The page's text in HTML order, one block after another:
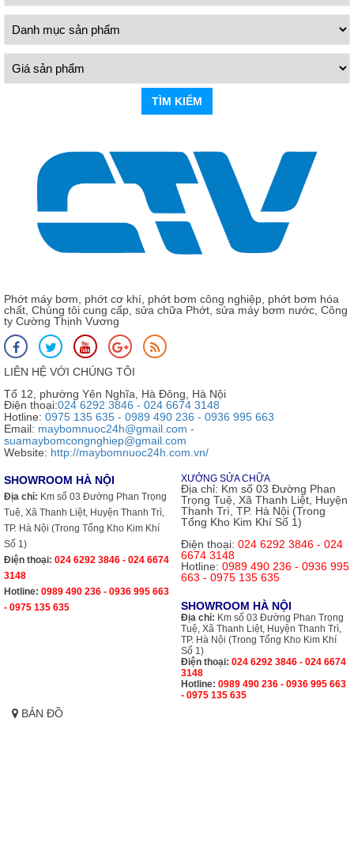
TÌM KIẾM
Phớt máy bơm, phớt cơ khí, phớt bơm công nghiệp, phớt bơm hóa
chất, Chúng tôi cung cấp, sửa chữa Phớt, sửa máy bơm nước, Công
ty Cường Thịnh Vương
LIÊN HỆ VỚI CHÚNG TÔI
Tổ 12, phường Yên Nghĩa, Hà Đông, Hà Nội
Điện thoại:024 6292 3846 - 024 6674 3148
Hotline: 0975 135 635 - 0989 490 236 - 0936 995 663
Email: maybomnuoc24h@gmail.com -
suamaybomcongnghiep@gmail.com
Website: http://maybomnuoc24h.com.vn/
SHOWROOM HÀ NỘI
Địa chỉ: Km số 03 Đường Phan Trọng
Tuệ, Xã Thanh Liệt, Huyện Thanh Trì,
TP. Hà Nội (Trong Tổng Kho Kim Khí
Số 1)
Điện thoại: 024 6292 3846 - 024 6674
3148
Hotline: 0989 490 236 - 0936 995 663
- 0975 135 635
XƯỞNG SỬA CHỮA
Địa chỉ: Km số 03 Đường Phan
Trọng Tuệ, Xã Thanh Liệt, Huyện
Thanh Trì, TP. Hà Nội (Trong
Tổng Kho Kim Khí Số 1)
Điện thoại: 024 6292 3846 - 024
6674 3148
Hotline: 0989 490 236 - 0936 995
663 - 0975 135 635
SHOWROOM HÀ NỘI
Địa chỉ: Km số 03 Đường Phan Trọng
Tuệ, Xã Thanh Liệt, Huyện Thanh Trì,
TP. Hà Nội (Trong Tổng Kho Kim Khí
Số 1)
Điện thoại: 024 6292 3846 - 024 6674
3148
Hotline: 0989 490 236 - 0936 995 663
- 0975 135 635
BẢN ĐỒ